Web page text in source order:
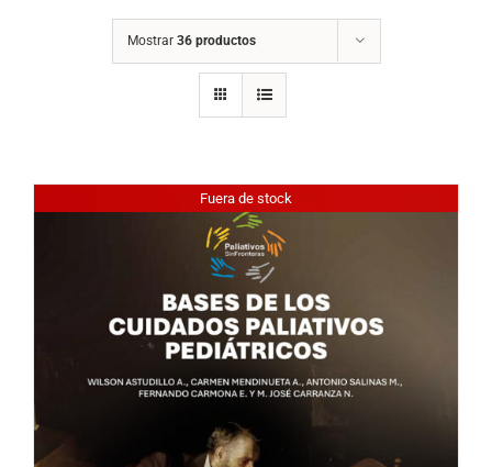
Mostrar 36 productos
Fuera de stock